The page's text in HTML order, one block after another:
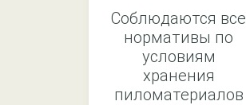
Соблюдаются все
нормативы по
условиям
хранения
пиломатериалов